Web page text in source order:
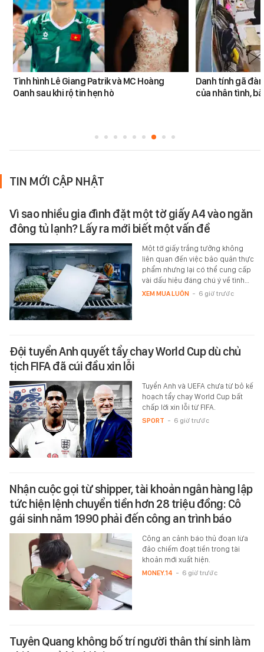
Tình hình Lê Giang Patrik và MC Hoàng
Oanh sau khi rộ tin hẹn hò
Danh tính gã
của nhân tình,
TIN MỚI CẬP NHẬT
Vì sao nhiều gia đình đặt một tờ giấy A4 vào ngăn
đông tủ lạnh? Lấy ra mới biết một vấn đề
Một tờ giấy trắng tưởng không
liên quan đến việc bảo quản thực
phẩm nhưng lại có thể cung cấp
vài dấu hiệu đáng chú ý về tình…
XEM MUA LUÔN - 6 giờ trước
Đội tuyển Anh quyết tẩy chay World Cup dù chủ
tịch FIFA đã cúi đầu xin lỗi
Tuyển Anh và UEFA chưa từ bỏ kế
hoạch tẩy chay World Cup bất
chấp lời xin lỗi từ FIFA.
SPORT - 6 giờ trước
Nhận cuộc gọi từ shipper, tài khoản ngân hàng lập
tức hiện lệnh chuyển tiền hơn 28 triệu đồng: Cô
gái sinh năm 1990 phải đến công an trình báo
Công an cảnh báo thủ đoạn lừa
đảo chiếm đoạt tiền trong tài
khoản mới xuất hiện.
MONEY.14 - 6 giờ trước
Tuyên Quang không bố trí người thân thí sinh làm